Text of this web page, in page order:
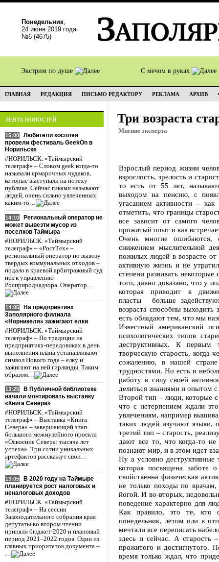
Понедельник,
24 июня 2019 года
№6 (4675)
Экстрим по душе С мечом в руках
ГЛАВНАЯ РЕДАКЦИЯ ПИСЬМО РЕДАКТОРУ РЕКЛАМА АРХИВ
ЛЕНТА НОВОСТЕЙ
15:00
Любители косплея
провели фестиваль GeekOn в
Норильске
#НОРИЛЬСК. «Таймырский
телеграф» – Словом geek когда-то
называли ярмарочных чудаков,
которые выступали на потеху
публике. Сейчас гиками называют
людей, очень сильно увлеченных
каким-то…
14:10
Региональный оператор не
может вывезти мусор из
поселков Таймыра
#НОРИЛЬСК. «Таймырский
телеграф» – «РостТех» –
региональный оператор по вывозу
твердых коммунальных отходов –
подало в краевой арбитражный суд
иск к управлению
Росприроднадзора. Оператор…
14:05
На предприятиях
Заполярного филиала
«Норникеля» зажигают елки
#НОРИЛЬСК. «Таймырский
телеграф» – По традиции на
предприятиях-передовиках в день
выполнения плана устанавливают
символ Нового года – елку и
зажигают на ней гирлянды. Таким
образом…
13:25
В Публичной библиотеке
начали монтировать выставку
«Книга Севера»
#НОРИЛЬСК. «Таймырский
телеграф» – Выставка «Книга
Севера» – завершающий этап
большого межмузейного проекта
«Освоение Севера: тысяча лет
успеха». Три сотни уникальных
артефактов расскажут свои…
13:05
В 2020 году на Таймыре
планируется рост налоговых и
неналоговых доходов
#НОРИЛЬСК. «Таймырский
телеграф» – На сессии
Законодательного собрания края
депутаты во втором чтении
приняли бюджет-2020 и плановый
период 2021–2022 годов. Один из
главных приоритетов документа –
…
Три возраста
Мнение эксперта
Взрослый период жизни
взрослость, зрелость и
то есть от 55 лет,
выходом на пенсию, с
угасанием активности –
отметить, что границы
все зависит от самого
прожитый опыт и как
Очень многие ошибаются,
снижением мыслительной
пожилых людей в возрасте
активную жизнь и не
степени развивать
того, давно доказано, что у
которая приводит в
пласты больше
возраста способны
есть обладают тем, что мы
Известный американский
психологических типов
деструктивных. К первым
творческую старость, когда
сожалению, в нашей
трудностями. Но есть и
работу в силу своей
делиться знаниями и опытом
Второй тип – люди, которые
что с нетерпением ждали
увлечениям, например
таких людей изучают языки,
третий тип – старость,
дают все то, что когда-то
познают мир, и в этом идет
Ну а условно
которая посвящена заботе
свойственна физическая
не только походы по
йогой. И во-вторых,
поведение характерно для
Как правило, это те, кто
понедельник, летом или в
мечтали все переписать
здесь и сейчас. А старость
прожитого и достигнутого.
время только ждал, что